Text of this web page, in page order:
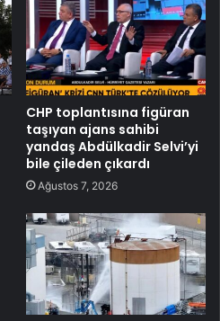
CHP toplantısına figüran
taşıyan ajans sahibi
yandaş Abdülkadir Selvi’yi
bile çileden çıkardı
Ağustos 7, 2026